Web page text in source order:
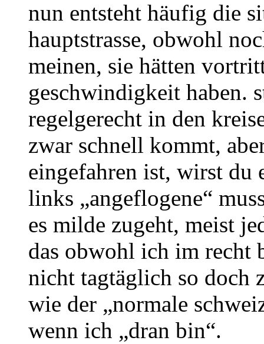
nun entsteht häufig die
hauptstrasse, obwohl
meinen, sie hätten
geschwindigkeit haben.
regelgerecht in den
zwar schnell kommt,
eingefahren ist, wirst du
links „angeflogene“
es milde zugeht, meist
das obwohl ich im recht
nicht tagtäglich so doch
wie der „normale
wenn ich „dran bin“.